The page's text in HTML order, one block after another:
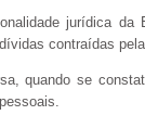
jurídica da
contraídas
quando se